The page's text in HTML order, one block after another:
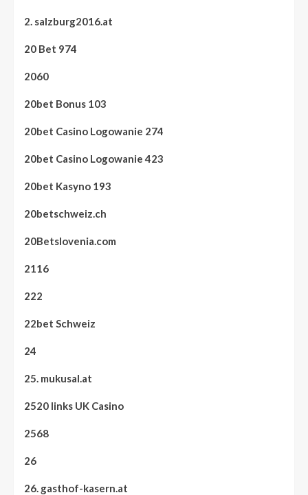
2. salzburg2016.at
20 Bet 974
2060
20bet Bonus 103
20bet Casino Logowanie 274
20bet Casino Logowanie 423
20bet Kasyno 193
20betschweiz.ch
20Betslovenia.com
2116
222
22bet Schweiz
24
25. mukusal.at
2520 links UK Casino
2568
26
26. gasthof-kasern.at